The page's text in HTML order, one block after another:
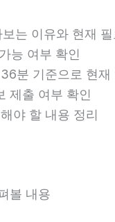
는 이유와 현재
능 여부 확인
분 기준으로 현재
제출 여부 확인
야 할 내용 정리
볼 내용